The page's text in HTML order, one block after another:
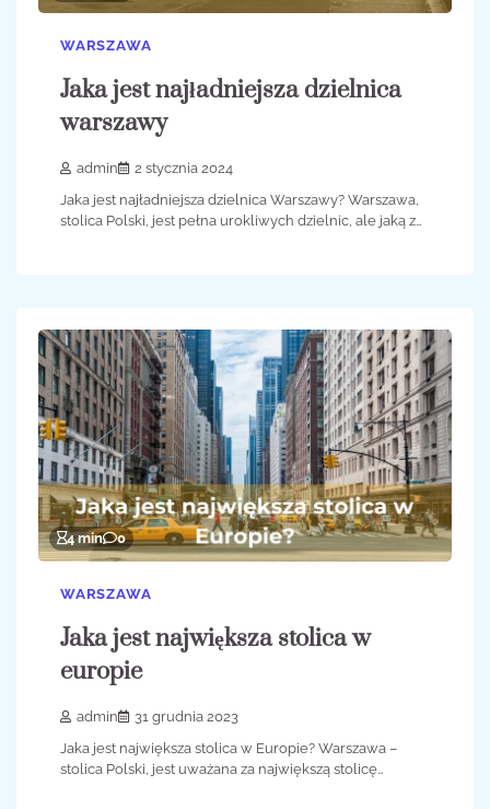
WARSZAWA
Jaka jest najładniejsza dzielnica
warszawy
admin
2 stycznia 2024
Jaka jest najładniejsza dzielnica Warszawy? Warszawa,
stolica Polski, jest pełna urokliwych dzielnic, ale jaką z…
4 min 0
WARSZAWA
Jaka jest największa stolica w
europie
admin
31 grudnia 2023
Jaka jest największa stolica w Europie? Warszawa –
stolica Polski, jest uważana za największą stolicę…